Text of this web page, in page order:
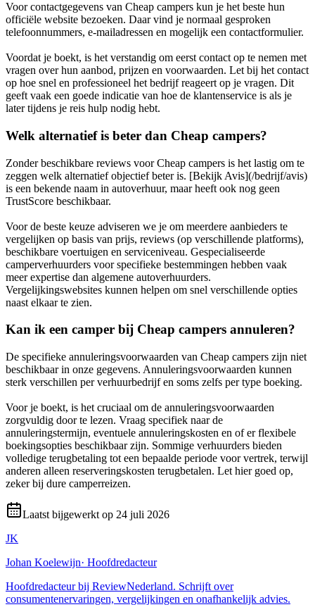
Voor contactgegevens van Cheap campers kun je het beste hun
officiële website bezoeken. Daar vind je normaal gesproken
telefoonnummers, e-mailadressen en mogelijk een contactformulier.
Voordat je boekt, is het verstandig om eerst contact op te nemen met
vragen over hun aanbod, prijzen en voorwaarden. Let bij het contact
op hoe snel en professioneel het bedrijf reageert op je vragen. Dit
geeft vaak een goede indicatie van hoe de klantenservice is als je
later tijdens je reis hulp nodig hebt.
Welk alternatief is beter dan Cheap campers?
Zonder beschikbare reviews voor Cheap campers is het lastig om te
zeggen welk alternatief objectief beter is. [Bekijk Avis](/bedrijf/avis)
is een bekende naam in autoverhuur, maar heeft ook nog geen
TrustScore beschikbaar.
Voor de beste keuze adviseren we je om meerdere aanbieders te
vergelijken op basis van prijs, reviews (op verschillende platforms),
beschikbare voertuigen en serviceniveau. Gespecialiseerde
camperverhuurders voor specifieke bestemmingen hebben vaak
meer expertise dan algemene autoverhuurders.
Vergelijkingswebsites kunnen helpen om snel verschillende opties
naast elkaar te zien.
Kan ik een camper bij Cheap campers annuleren?
De specifieke annuleringsvoorwaarden van Cheap campers zijn niet
beschikbaar in onze gegevens. Annuleringsvoorwaarden kunnen
sterk verschillen per verhuurbedrijf en soms zelfs per type boeking.
Voor je boekt, is het cruciaal om de annuleringsvoorwaarden
zorgvuldig door te lezen. Vraag specifiek naar de
annuleringstermijn, eventuele annuleringskosten en of er flexibele
boekingsopties beschikbaar zijn. Sommige verhuurders bieden
volledige terugbetaling tot een bepaalde periode voor vertrek, terwijl
anderen alleen reserveringskosten terugbetalen. Let hier goed op,
zeker bij dure camperreizen.
Laatst bijgewerkt op 24 juli 2026
JK
Johan Koelewijn· Hoofdredacteur
Hoofdredacteur bij ReviewNederland. Schrijft over
consumentenervaringen, vergelijkingen en onafhankelijk advies.